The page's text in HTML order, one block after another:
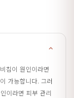
침이 원인이라면
가능합니다. 그러
이라면 피부 관리